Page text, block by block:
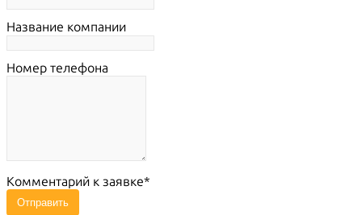
Название компании
Номер телефона
Комментарий к заявке
Отправить